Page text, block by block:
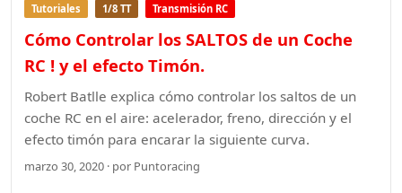
Tutoriales 1/8 TT Transmisión RC
Cómo Controlar los SALTOS de un Coche
RC ! y el efecto Timón.
Robert Batlle explica cómo controlar los saltos de un
coche RC en el aire: acelerador, freno, dirección y el
efecto timón para encarar la siguiente curva.
marzo 30, 2020 · por Puntoracing